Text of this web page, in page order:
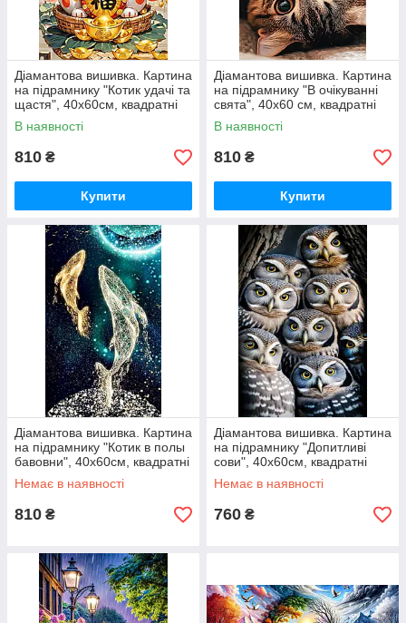
Діамантова вишивка. Картина
на підрамнику "Котик удачі та
щастя", 40х60см, квадратні
стрази
В наявності
810 ₴
Купити
Діамантова вишивка. Картина
на підрамнику "В очікуванні
свята", 40х60 см, квадратні
стрази
В наявності
810 ₴
Купити
Діамантова вишивка. Картина
на підрамнику "Котик в полы
бавовни", 40х60см, квадратні
стрази
Немає в наявності
810 ₴
Діамантова вишивка. Картина
на підрамнику "Допитливі
сови", 40х60см, квадратні
стрази
Немає в наявності
760 ₴